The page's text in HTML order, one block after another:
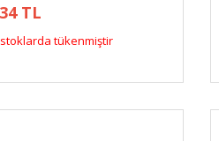
TL
tükenmiştir